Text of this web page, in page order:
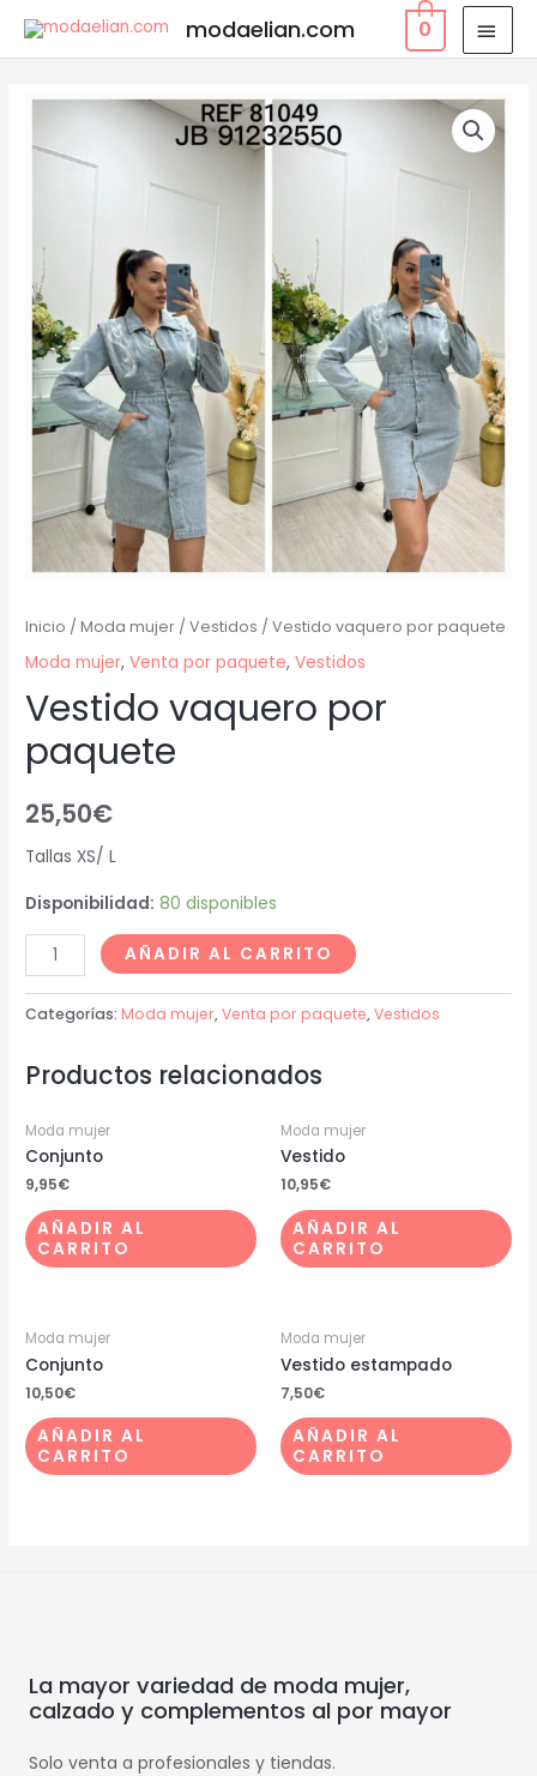
modaelian.com 0
Inicio /Moda mujer /Vestidos / Vestido vaquero por paquete
Moda mujer,Venta por paquete,Vestidos
Vestido vaquero por
paquete
25,50€
Tallas XS/ L
Disponibilidad: 80 disponibles
AÑADIR AL CARRITO
Categorías: Moda mujer,Venta por paquete,Vestidos
Productos relacionados
Moda mujer
Conjunto
9,95€
AÑADIR AL
CARRITO
Moda mujer
Vestido
10,95€
AÑADIR AL
CARRITO
Moda mujer
Conjunto
10,50€
AÑADIR AL
CARRITO
Moda mujer
Vestido estampado
7,50€
AÑADIR AL
CARRITO
La mayor variedad de moda mujer,
calzado y complementos al por mayor
Solo venta a profesionales y tiendas.